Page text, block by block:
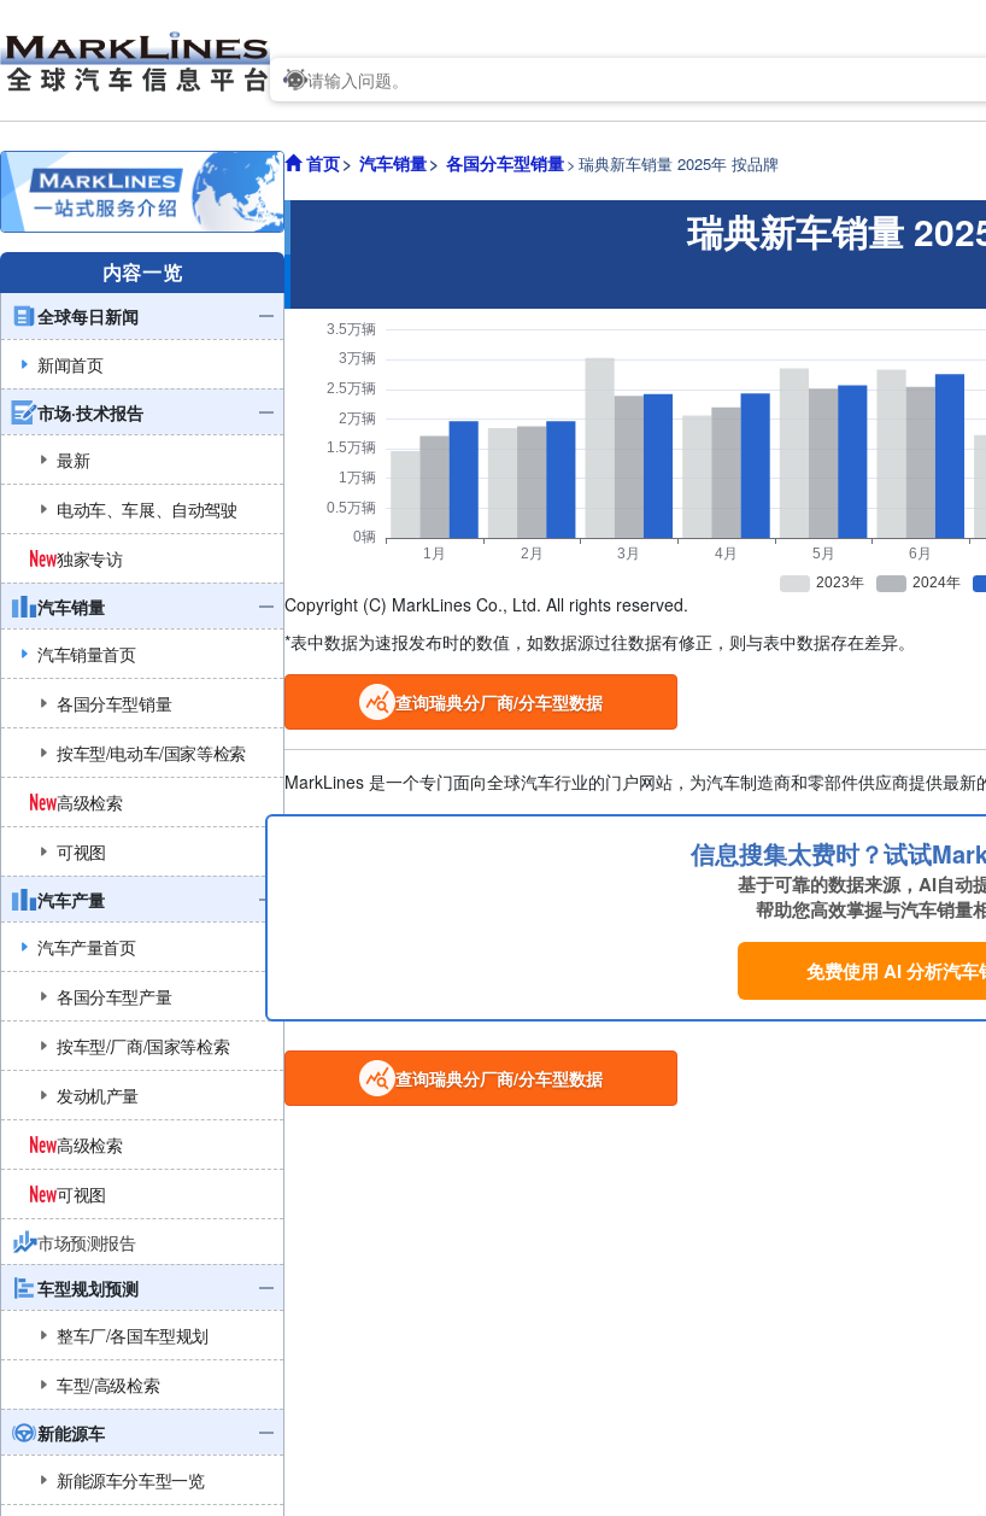
内容一览
全球每日新闻
新闻首页
市场·技术报告
最新
电动车、车展、自动驾驶
独家专访
汽车销量
汽车销量首页
各国分车型销量
按车型/电动车/国家等检索
高级检索
可视图
汽车产量
汽车产量首页
各国分车型产量
按车型/厂商/国家等检索
发动机产量
高级检索
可视图
市场预测报告
车型规划预测
整车厂/各国车型规划
车型/高级检索
新能源车
新能源车分车型一览
首页 汽车销量 各国分车型销量 瑞典新车销量 2025年 按品牌
瑞典新车销量
Copyright (C) MarkLines Co., Ltd. All rights reserved.
*表中数据为速报发布时的数值，如数据源过往数据有修正，则与表中数据存在差异。
查询瑞典分厂商/分车型数据
MarkLines 是一个专门面向全球汽车行业的门户网站，为汽车制造商和零部件供应商提供最新
信息搜集太费时？试试
基于可靠的数据来源，AI自动
帮助您高效掌握与汽车销量
免费使用 AI 分析汽车
查询瑞典分厂商/分车型数据